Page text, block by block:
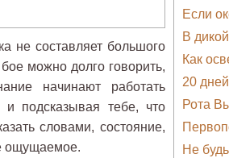
не составляет большого
можно долго говорить,
начинают работать
и подсказывая тебе, что
словами, состояние,
ощущаемое.
Если
В
Как
20
Рота
Не